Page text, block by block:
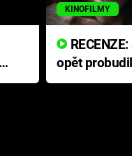
KINOFILMY
opět
přichází s